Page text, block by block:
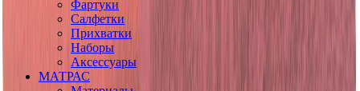
Фартуки
Салфетки
Прихватки
Наборы
Аксессуары
МАТРАС